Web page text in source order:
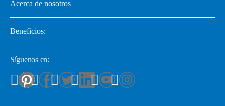
Acerca de nosotros
Beneficios:
Síguenos en: